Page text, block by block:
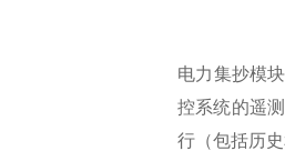
电力集抄模
控系统的遥
行（包括历